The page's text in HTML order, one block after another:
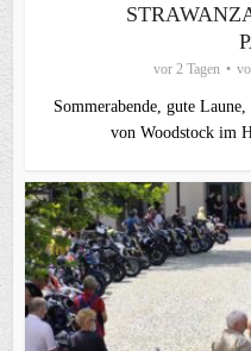
vor 2 Tagen
Sommerabende, gute
von Woodstock im